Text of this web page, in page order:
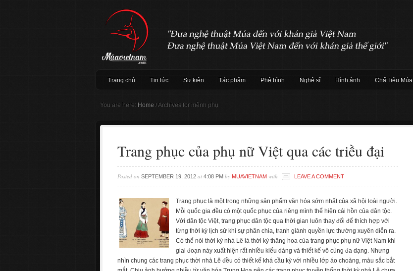
Trang chủ Tin tức Sự kiện Tác phẩm Phê bình Nghệ sĩ Hình ảnh Chất liệu Múa
You are here: Home /Archives for mệnh phụ
Trang phục của phụ nữ Việt qua các triều đại
Posted on SEPTEMBER 19, 2012 at 4:08 PM by MUAVIETNAM with LEAVE A COMMENT
Trang phục là một trong những sản phẩm văn hóa sớm nhất của xã hội loài người.
Mỗi quốc gia đều có một quốc phục của riêng mình thể hiện cái hồn của dân tộc.
Với dân tộc Việt, trang phục dân tộc qua thời gian luôn thay đổi để thích hợp với
từng thời kỳ lịch sử khi sự phân chia, tranh giành quyền lực thường xuyên diễn ra.
Có thể nói thời kỳ nhà Lê là thời kỳ thăng hoa của trang phục phụ nữ Việt Nam khi
giai đoạn này xuất hiện rất nhiều kiểu dáng và thiết kế vô cùng đa dạng. Nhưng
nhìn chung các trang phục thời nhà Lê đều có thiết kế khá cầu kỳ với nhiều lớp áo choàng, màu sắc bắt